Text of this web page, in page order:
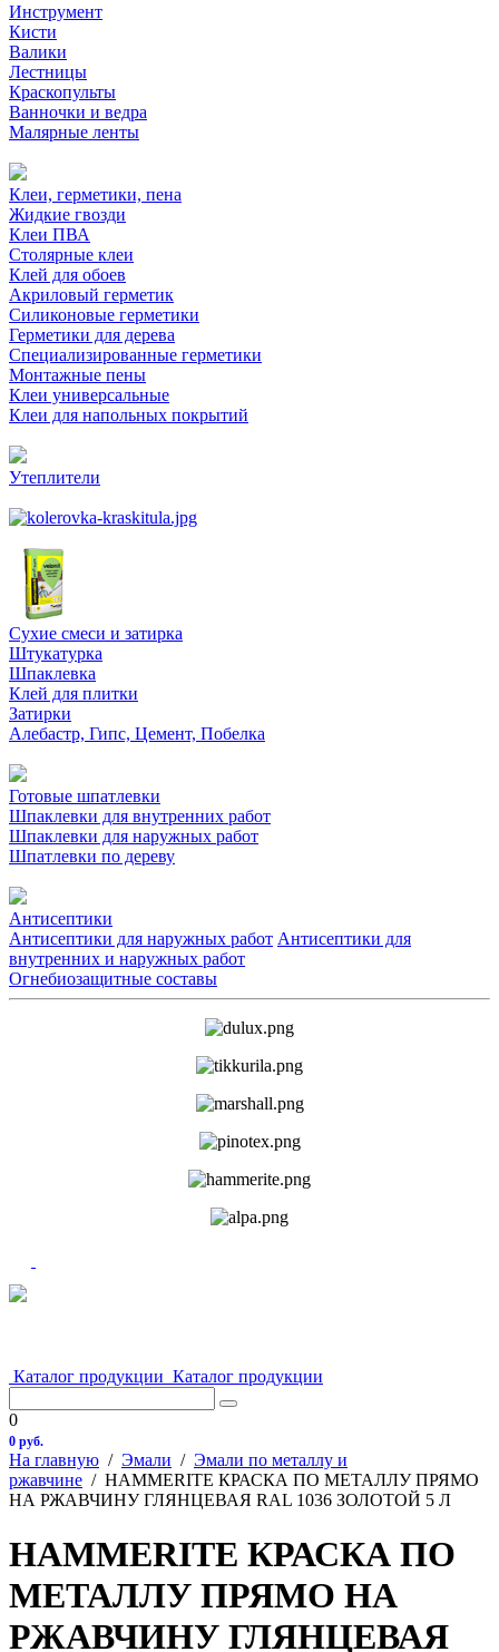
Инструмент
Кисти
Валики
Лестницы
Краскопульты
Ванночки и ведра
Малярные ленты
Клеи, герметики, пена
Жидкие гвозди
Клеи ПВА
Столярные клеи
Клей для обоев
Акриловый герметик
Силиконовые герметики
Герметики для дерева
Специализированные герметики
Монтажные пены
Клеи универсальные
Клеи для напольных покрытий
Утеплители
Сухие смеси и затирка
Штукатурка
Шпаклевка
Клей для плитки
Затирки
Алебастр, Гипс, Цемент, Побелка
Готовые шпатлевки
Шпаклевки для внутренних работ
Шпаклевки для наружных работ
Шпатлевки по дереву
Антисептики
Антисептики для наружных работ Антисептики для
внутренних и наружных работ
Огнебиозащитные составы
Каталог продукции Каталог продукции
0
0 руб.
На главную / Эмали / Эмали по металлу и
ржавчине / HAMMERITE КРАСКА ПО МЕТАЛЛУ ПРЯМО
НА РЖАВЧИНУ ГЛЯНЦЕВАЯ RAL 1036 ЗОЛОТОЙ 5 Л
HAMMERITE КРАСКА ПО
МЕТАЛЛУ ПРЯМО НА
РЖАВЧИНУ ГЛЯНЦЕВАЯ